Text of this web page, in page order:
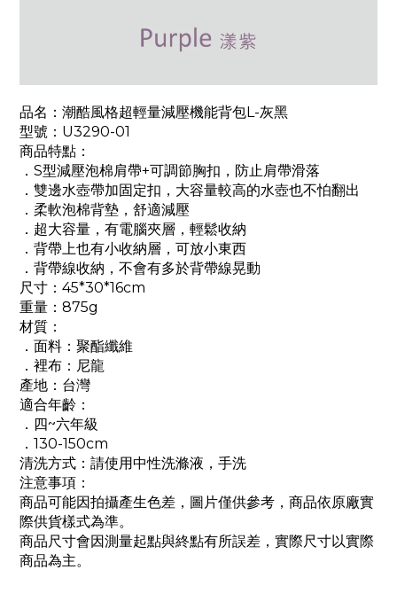
品名：潮酷風格超輕量減壓機能背包L-灰黑
型號：U3290-01
商品特點：
．S型減壓泡棉肩帶+可調節胸扣，防止肩帶滑落
．雙邊水壺帶加固定扣，大容量較高的水壺也不怕翻出
．柔軟泡棉背墊，舒適減壓
．超大容量，有電腦夾層，輕鬆收納
．背帶上也有小收納層，可放小東西
．背帶線收納，不會有多於背帶線晃動
尺寸：45*30*16cm
重量：875g
材質：
．面料：聚酯纖維
．裡布：尼龍
產地：台灣
適合年齡：
．四~六年級
．130-150cm
清洗方式：請使用中性洗滌液，手洗
注意事項：
商品可能因拍攝產生色差，圖片僅供參考，商品依原廠實
際供貨樣式為準。
商品尺寸會因測量起點與終點有所誤差，實際尺寸以實際
商品為主。